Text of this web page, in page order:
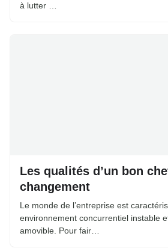
à lutter …
Les qualités d’un bon
changement
Le monde de l’entreprise est
environnement concurrentiel instable
amovible. Pour fair…